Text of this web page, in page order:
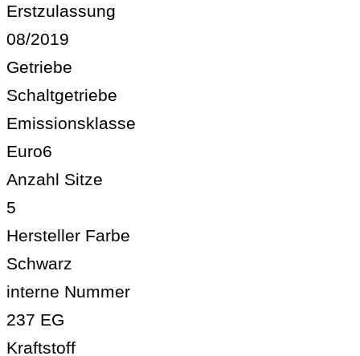
Erstzulassung
08/2019
Getriebe
Schaltgetriebe
Emissionsklasse
Euro6
Anzahl Sitze
5
Hersteller Farbe
Schwarz
interne Nummer
237 EG
Kraftstoff